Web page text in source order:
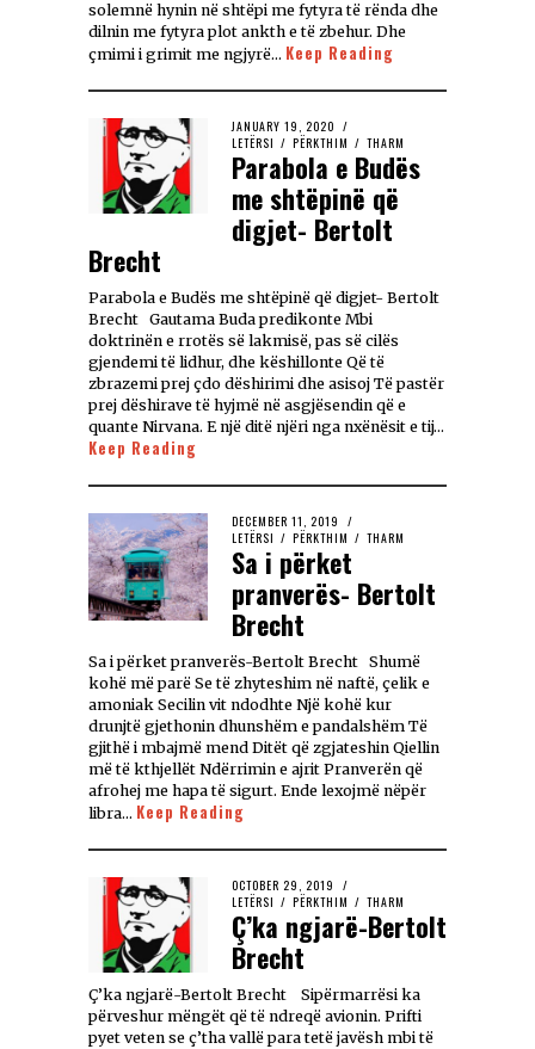
solemnë hynin në shtëpi me fytyra të rënda dhe
dilnin me fytyra plot ankth e të zbehur. Dhe
çmimi i grimit me ngjyrë… Keep Reading
JANUARY 19, 2020
LETËRSI / PËRKTHIM / THARM
Parabola e Budës
me shtëpinë që
digjet- Bertolt
Brecht
Parabola e Budës me shtëpinë që digjet- Bertolt
Brecht Gautama Buda predikonte Mbi
doktrinën e rrotës së lakmisë, pas së cilës
gjendemi të lidhur, dhe këshillonte Që të
zbrazemi prej çdo dëshirimi dhe asisoj Të pastër
prej dëshirave të hyjmë në asgjësendin që e
quante Nirvana. E një ditë njëri nga nxënësit e tij…
Keep Reading
DECEMBER 11, 2019
LETËRSI / PËRKTHIM / THARM
Sa i përket
pranverës- Bertolt
Brecht
Sa i përket pranverës-Bertolt Brecht Shumë
kohë më parë Se të zhyteshim në naftë, çelik e
amoniak Secilin vit ndodhte Një kohë kur
drunjtë gjethonin dhunshëm e pandalshëm Të
gjithë i mbajmë mend Ditët që zgjateshin Qiellin
më të kthjellët Ndërrimin e ajrit Pranverën që
afrohej me hapa të sigurt. Ende lexojmë nëpër
libra… Keep Reading
OCTOBER 29, 2019
LETËRSI / PËRKTHIM / THARM
Ç’ka ngjarë-Bertolt
Brecht
Ç’ka ngjarë-Bertolt Brecht Sipërmarrësi ka
përveshur mëngët që të ndreqë avionin. Prifti
pyet veten se ç’tha vallë para tetë javësh mbi të